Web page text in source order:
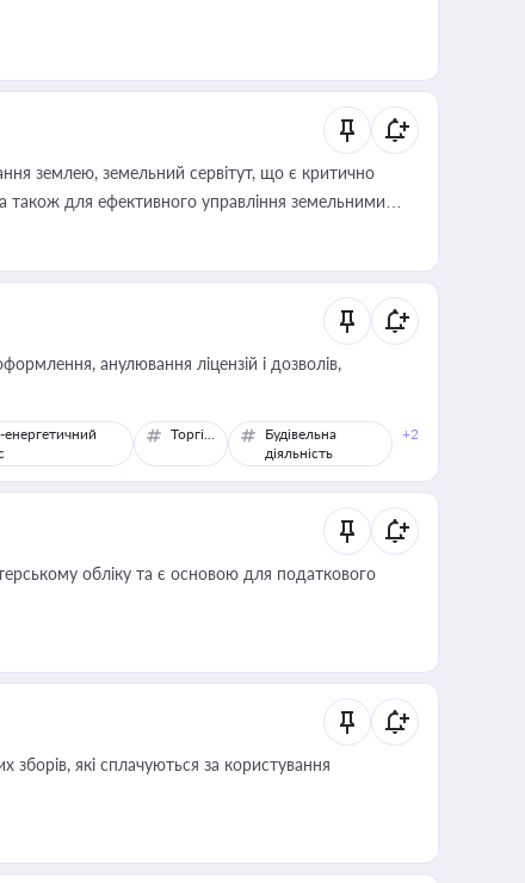
землею, земельний сервітут, що є критично
також для ефективного управління земельними
анулювання ліцензій і дозволів,
Торгівля
Будівельна
діяльність
+2
обліку та є основою для податкового
зборів, які сплачуються за користування